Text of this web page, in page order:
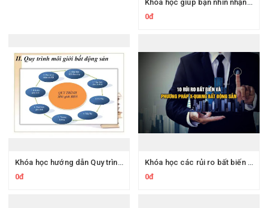
Khóa học giúp bạn nhìn nhận Tổng quan về môi giới bất động sản
0đ
Khóa học hướng dẫn Quy trình và kỹ năng môi giới bất động sản
0đ
Khóa học các rủi ro bất biến trong kinh doanh bất động sản và phương pháp X-quang bất động sản
0đ